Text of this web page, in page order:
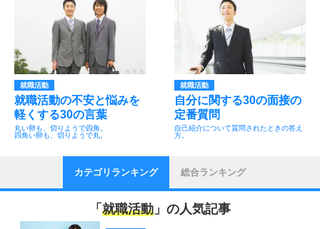
就職活動
就職活動の不安と悩みを
軽くする30の言葉
丸い卵も、切りようで四角。
四角い卵も、切りようで丸。
就職活動
自分に関する30の面接の
定番質問
自己紹介について質問されたときの答え
方。
カテゴリランキング 総合ランキング
「 就職活動 」の人気記事